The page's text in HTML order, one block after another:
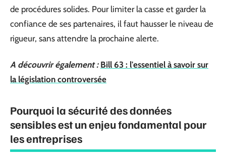
de procédures solides. Pour limiter la casse et garder la
confiance de ses partenaires, il faut hausser le niveau de
rigueur, sans attendre la prochaine alerte.
A découvrir également : Bill 63 : l'essentiel à savoir sur
la législation controversée
Pourquoi la sécurité des données
sensibles est un enjeu fondamental pour
les entreprises